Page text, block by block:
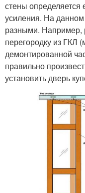
стены определяется
усиления. На
разными. Например,
перегородку из ГКЛ
демонтированной
правильно
установить дверь